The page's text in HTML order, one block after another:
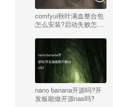
comfyui秋叶满血整合包
怎么安装?启动失败怎么
nano banana开源吗?开
发板能做开源nas吗?